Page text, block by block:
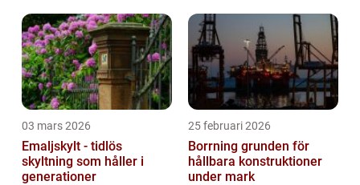
03 mars 2026
Emaljskylt - tidlös
skyltning som håller i
generationer
25 februari 2026
Borrning grunden för
hållbara konstruktioner
under mark